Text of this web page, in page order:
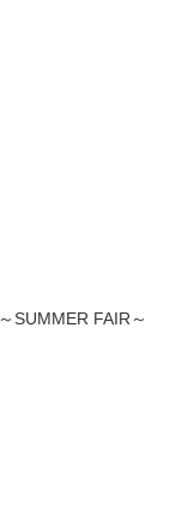
～SUMMER FAIR～